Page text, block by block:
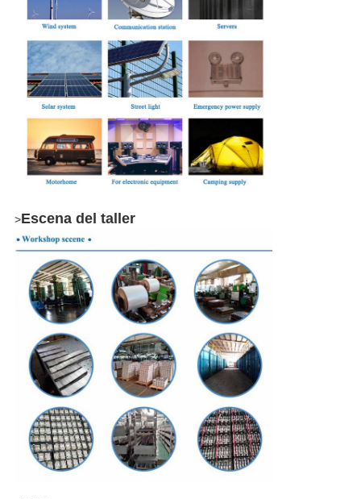
>Escena del taller